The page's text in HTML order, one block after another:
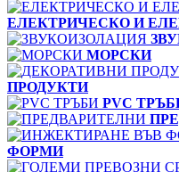
ЕЛЕКТРИЧЕСКО И
МОРСКИ
ПРОДУКТИ
PVC
ФОРМИ